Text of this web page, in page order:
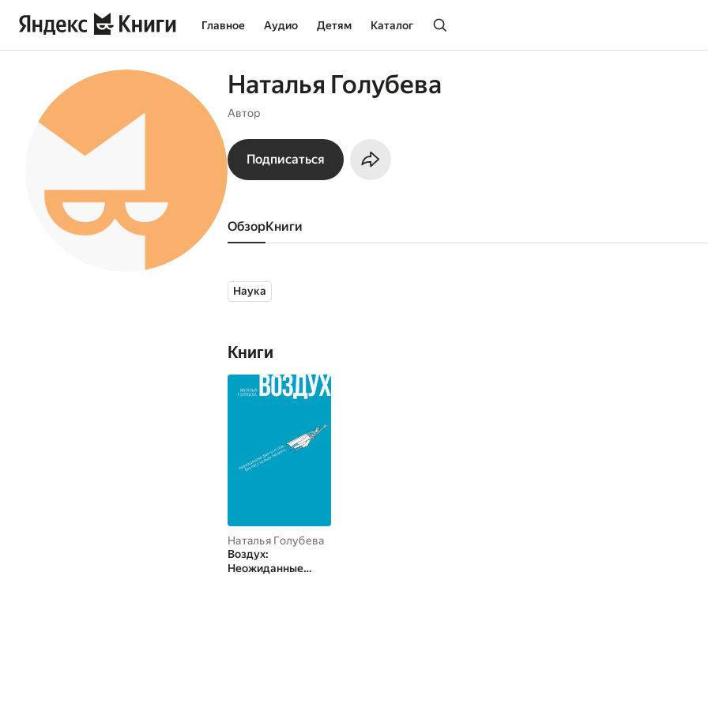
Главное Аудио Детям Каталог
Наталья Голубева
Автор
Подписаться
Обзор книги
Наука
Книги
Наталья Голубева
Воздух:
Неожиданные